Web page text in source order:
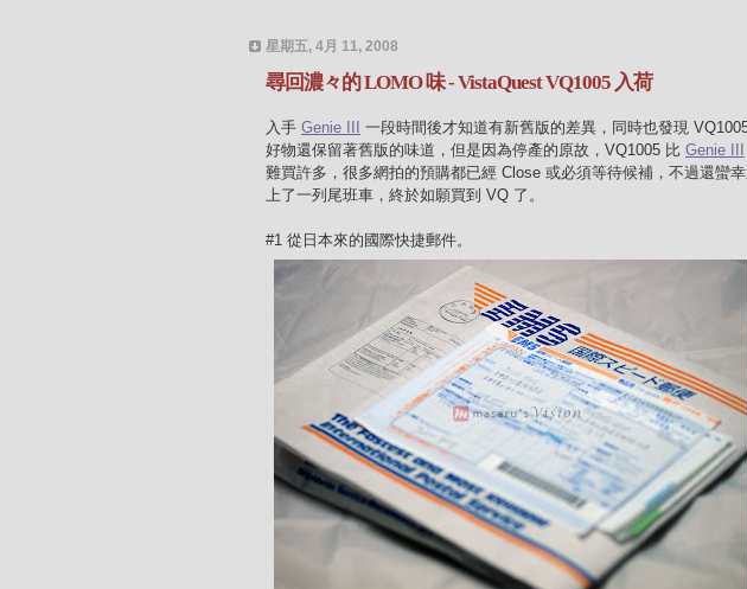
星期五, 4月 11, 2008
尋回濃々的 LOMO 味 - VistaQuest VQ1005 入荷
入手 Genie III
一段時間後才知道有新舊版的差異，同時也發現
好物還保留著舊版的味道，但是因為停產的原故，VQ1005 比 Genie III
難買許多，很多網拍的預購都已經 Close 或必須等待候補，不過還蠻
上了一列尾班車，終於如願買到 VQ 了。
#1 從日本來的國際快捷郵件。